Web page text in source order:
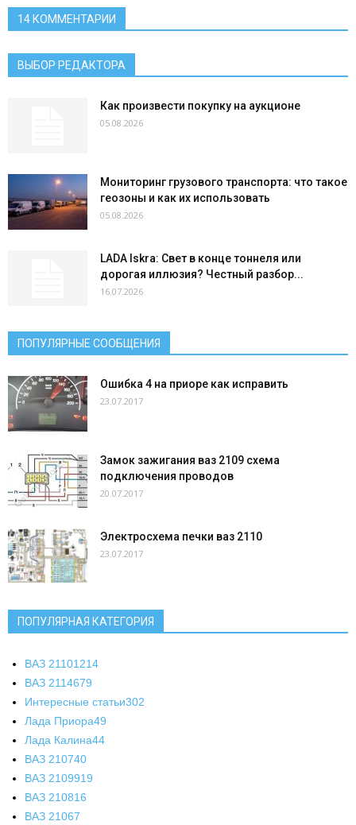
14 КОММЕНТАРИИ
ВЫБОР РЕДАКТОРА
Как произвести покупку на аукционе
05.08.2026
Мониторинг грузового транспорта: что такое
геозоны и как их использовать
05.08.2026
LADA Iskra: Свет в конце тоннеля или
дорогая иллюзия? Честный разбор...
16.07.2026
ПОПУЛЯРНЫЕ СООБЩЕНИЯ
Ошибка 4 на приоре как исправить
23.07.2017
Замок зажигания ваз 2109 схема
подключения проводов
20.07.2017
Электросхема печки ваз 2110
23.07.2017
ПОПУЛЯРНАЯ КАТЕГОРИЯ
ВАЗ 21101214
ВАЗ 2114679
Интересные статьи302
Лада Приора49
Лада Калина44
ВАЗ 210740
ВАЗ 2109919
ВАЗ 210816
ВАЗ 21067